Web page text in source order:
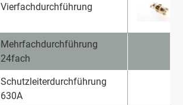
Vierfachdurchführung
Mehrfachdurchführung
24fach
Schutzleiterdurchführung
630A